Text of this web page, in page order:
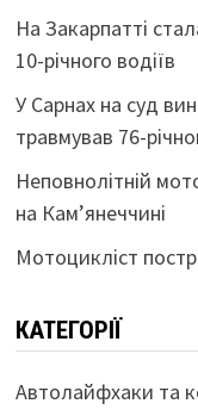
На Закарпатті
10-річного водіїв
У Сарнах на суд
травмував 76-
Неповнолітній
на Кам’янеччині
Мотоцикліст
КАТЕГОРІЇ
Автолайфхаки та